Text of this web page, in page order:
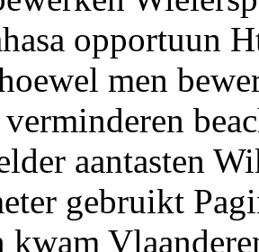
opportuun
men
aantasten
gebruikt
kwam